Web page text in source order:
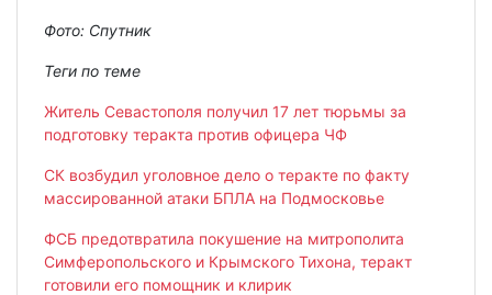
Фото: Спутник
Теги по теме
Житель Севастополя получил 17 лет тюрьмы за
подготовку теракта против офицера ЧФ
СК возбудил уголовное дело о теракте по факту
массированной атаки БПЛА на Подмосковье
ФСБ предотвратила покушение на митрополита
Симферопольского и Крымского Тихона, теракт
готовили его помощник и клирик